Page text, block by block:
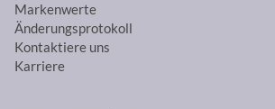
Markenwerte
Änderungsprotokoll
Kontaktiere uns
Karriere